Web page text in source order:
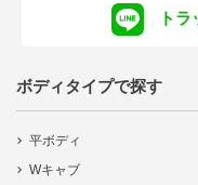
ト
ボディタイプで探す
平ボディ
Wキャブ